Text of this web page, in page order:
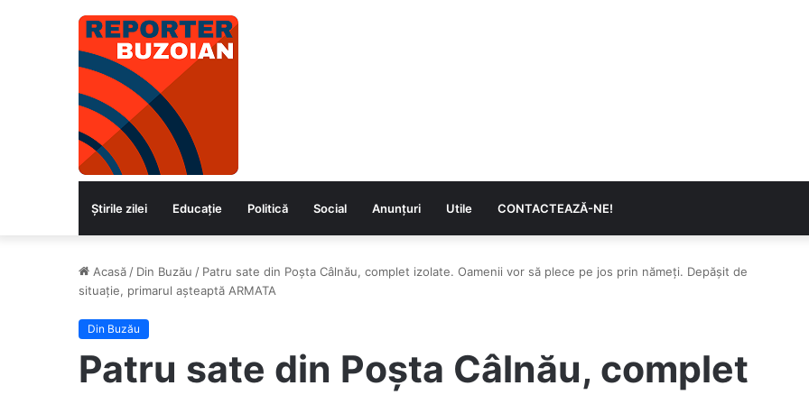
Știrile zilei Educaţie Politică Social Anunțuri Utile CONTACTEAZĂ-NE!
Acasă / Din Buzău / Patru sate din Poșta Câlnău, complet izolate. Oamenii vor să plece pe jos prin nămeți. Depășit de
situație, primarul așteaptă ARMATA
Din Buzău
Patru sate din Poșta Câlnău, complet